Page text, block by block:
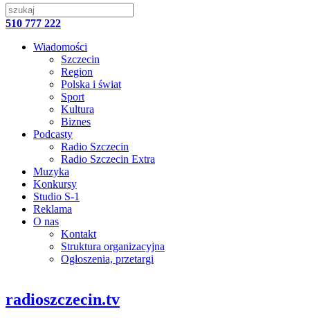
510 777 222
Wiadomości
Szczecin
Region
Polska i świat
Sport
Kultura
Biznes
Podcasty
Radio Szczecin
Radio Szczecin Extra
Muzyka
Konkursy
Studio S-1
Reklama
O nas
Kontakt
Struktura organizacyjna
Ogłoszenia, przetargi
radioszczecin.tv